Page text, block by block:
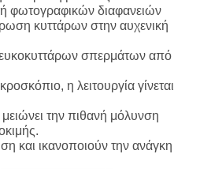
φωτογραφικών διαφανειών
κυττάρων στην αυχενική
σπερμάτων από
η λειτουργία γίνεται
την πιθανή μόλυνση
και ικανοποιούν την ανάγκη